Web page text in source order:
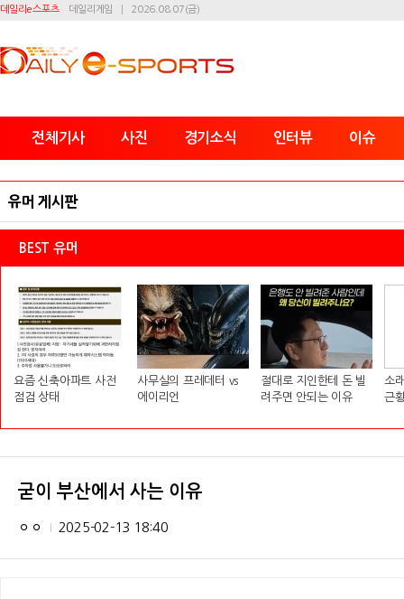
데일리e스포츠 데일리게임 2026.08.07(금)
전체기사 사진 경기소식 인터뷰 이슈
유머 게시판
BEST 유머
요즘 신축아파트 사전
점검 상태
사무실의 프레데터 vs
에이리언
절대로 지인한테 돈 빌
려주면 안되는 이유
소
근
굳이 부산에서 사는 이유
ㅇㅇ 2025-02-13 18:40